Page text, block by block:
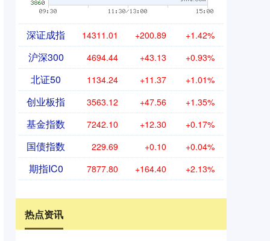
深证成指 14311.01 +200.89 +1.42%
沪深300 4694.44 +43.13 +0.93%
北证50 1134.24 +11.37 +1.01%
创业板指 3563.12 +47.56 +1.35%
基金指数 7242.10 +12.30 +0.17%
国债指数 229.69 +0.10 +0.04%
期指IC0 7877.80 +164.40 +2.13%
热点资讯